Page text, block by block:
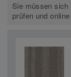
Sie müssen sich
prüfen und